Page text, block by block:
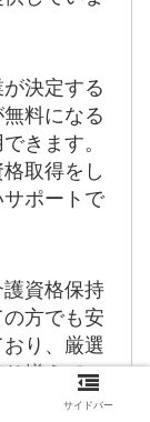
決定する
料になる
きます。
取得をし
ポートで
資格保持
方でも安
り、厳選
揃えてい
サイドバー